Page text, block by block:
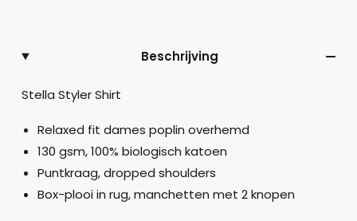
Beschrijving
Stella Styler Shirt
Relaxed fit dames poplin overhemd
130 gsm, 100% biologisch katoen
Puntkraag, dropped shoulders
Box-plooi in rug, manchetten met 2 knopen